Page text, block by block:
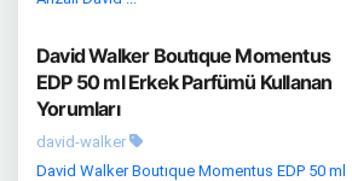
David Walker Boutıque Momentus
EDP 50 ml Erkek Parfümü Kullanan
Yorumları
david-walker
David Walker Boutıque Momentus EDP 50 ml